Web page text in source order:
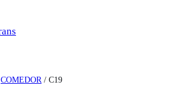
COMEDOR / C19